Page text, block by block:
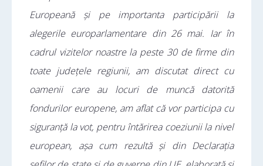
Europeană și pe importanta participării la
alegerile europarlamentare din 26 mai. Iar în
cadrul vizitelor noastre la peste 30 de firme din
toate județele regiunii, am discutat direct cu
oamenii care au locuri de muncă datorită
fondurilor europene, am aflat că vor participa cu
siguranță la vot, pentru întărirea coeziunii la nivel
european, așa cum rezultă și din Declarația